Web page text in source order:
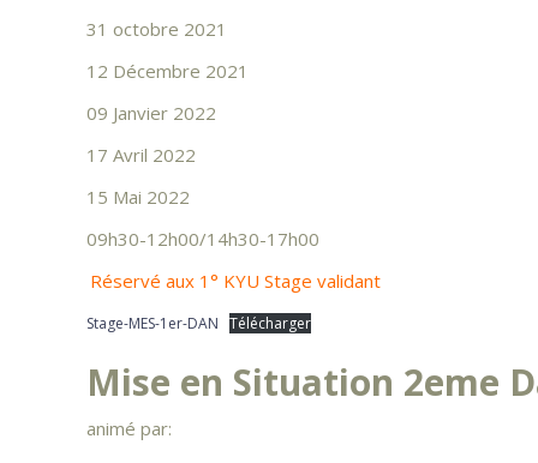
31 octobre 2021
12 Décembre 2021
09 Janvier 2022
17 Avril 2022
15 Mai 2022
09h30-12h00/14h30-17h00
Réservé aux 1° KYU Stage validant
Stage-MES-1er-DAN Télécharger
Mise en Situation 2eme
animé par: